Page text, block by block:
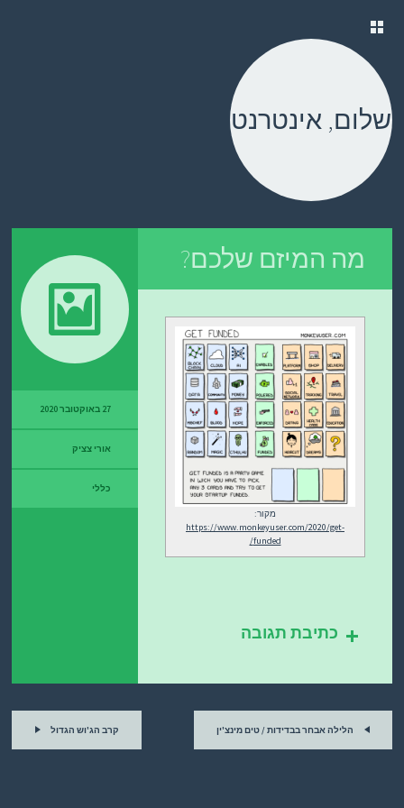
שלום, אינטרנט
לתוכן
מה המיזם שלכם?
מקור:
https://www.monkeyuser.com/2020/get-
funded/
כתיבת תגובה
27 באוקטובר 2020
אורי צציק
כללי
ניווט
בין
הלילה אבחר בבדידות / טים מינצ'ין קרב הג'וש הגדול